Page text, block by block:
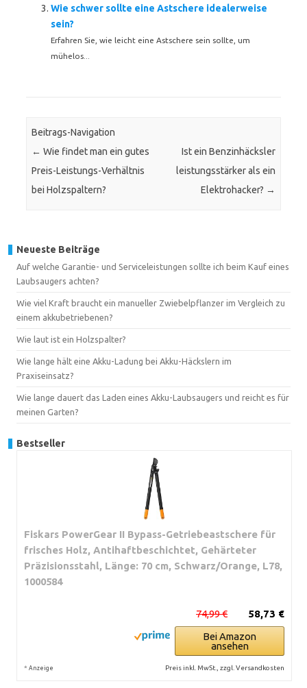
Wie schwer sollte eine Astschere idealerweise
sein?
Erfahren Sie, wie leicht eine Astschere sein sollte, um
mühelos...
Beitrags-Navigation
← Wie findet man ein gutes
Preis-Leistungs-Verhältnis
bei Holzspaltern?
Ist ein Benzinhäcksler
leistungsstärker als ein
Elektrohacker? →
Neueste Beiträge
Auf welche Garantie- und Serviceleistungen sollte ich beim Kauf eines
Laubsaugers achten?
Wie viel Kraft braucht ein manueller Zwiebelpflanzer im Vergleich zu
einem akkubetriebenen?
Wie laut ist ein Holzspalter?
Wie lange hält eine Akku-Ladung bei Akku-Häckslern im
Praxiseinsatz?
Wie lange dauert das Laden eines Akku-Laubsaugers und reicht es für
meinen Garten?
Bestseller
Fiskars PowerGear II Bypass-Getriebeastschere für
frisches Holz, Antihaftbeschichtet, Gehärteter
Präzisionsstahl, Länge: 70 cm, Schwarz/Orange, L78,
1000584
58,73 €
74,99 €
Bei Amazon
ansehen
* Anzeige Preis inkl. MwSt., zzgl. Versandkosten